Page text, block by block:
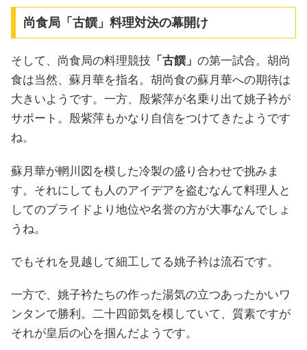
尚食局「古饌」料理対決の幕開け
そして、尚食局の料理競技 「古饌」 の第一試合。胡尚
食は当然、蘇月華を指名。胡尚食の蘇月華への期待は
大きいようです。一方、殷紫萍が名乗り出て姚子衿が
サポート。殷紫萍もかなり自信をつけてきたようです
ね。
蘇月華が輞川図を模した冷製の盛り合わせで挑みま
す。それにしても人のアイデアを盗むなんて料理人と
してのプライドより地位や名誉の方が大事なんでしょ
うね。
でもそれを見越して細工してる姚子衿は流石です。
一方で、姚子衿たちの作った湯気の立つあったかいワ
ンタンで勝利。二十四節気を模していて、質素ですが
それが皇后の心を掴んだようです。